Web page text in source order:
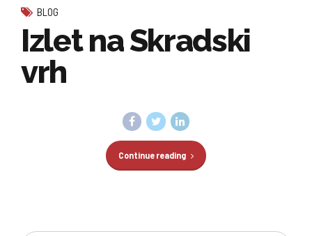
BLOG
Izlet na Skradski
vrh
Continue reading